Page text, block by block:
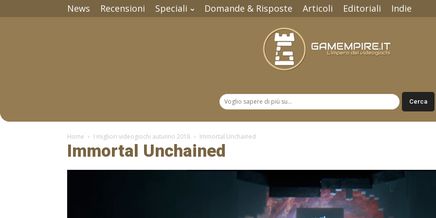
News Recensioni Speciali Domande & Risposte Articoli Editoriali Indie
Home I migliori videogiochi autunno 2018 Immortal Unchained
Immortal Unchained